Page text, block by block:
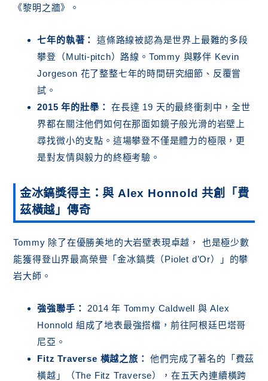
《黎明之牆》。
七年的執著：
這條路線被認為是世界上最難的多段
攀登（Multi-pitch）路線。Tommy 與夥伴 Kevin
Jorgeson 花了整整七年的時間研究細節、反覆嘗
試。
2015 年的壯舉： 在長達 19 天的最終衝刺中，全世
界都在關注他們如何在那面如鏡子般光滑的岩壁上
尋找微小的支點。這場攀登不僅是體力的極限，更
是對友情與毅力的終極考驗。
金冰鎬獎得主：與 Alex Honnold 共創「費
茲橫越」傳奇
Tommy 除了在優勝美地的大岩壁表現卓越， 也是極少數
能獲得登山界最高榮譽「金冰鎬獎（Piolet d’Or）」的攀
岩大師。
強強聯手：
2014 年 Tommy Caldwell 與 Alex
Honnold 組成了地表最強搭檔，前往阿根廷巴塔哥
尼亞。
Fitz Traverse 橫越之旅： 他們完成了著名的「費茲
橫越」（The Fitz Traverse），在五天內連續橫跨